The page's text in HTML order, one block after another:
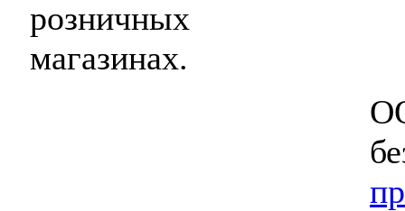
розничных
магазинах.